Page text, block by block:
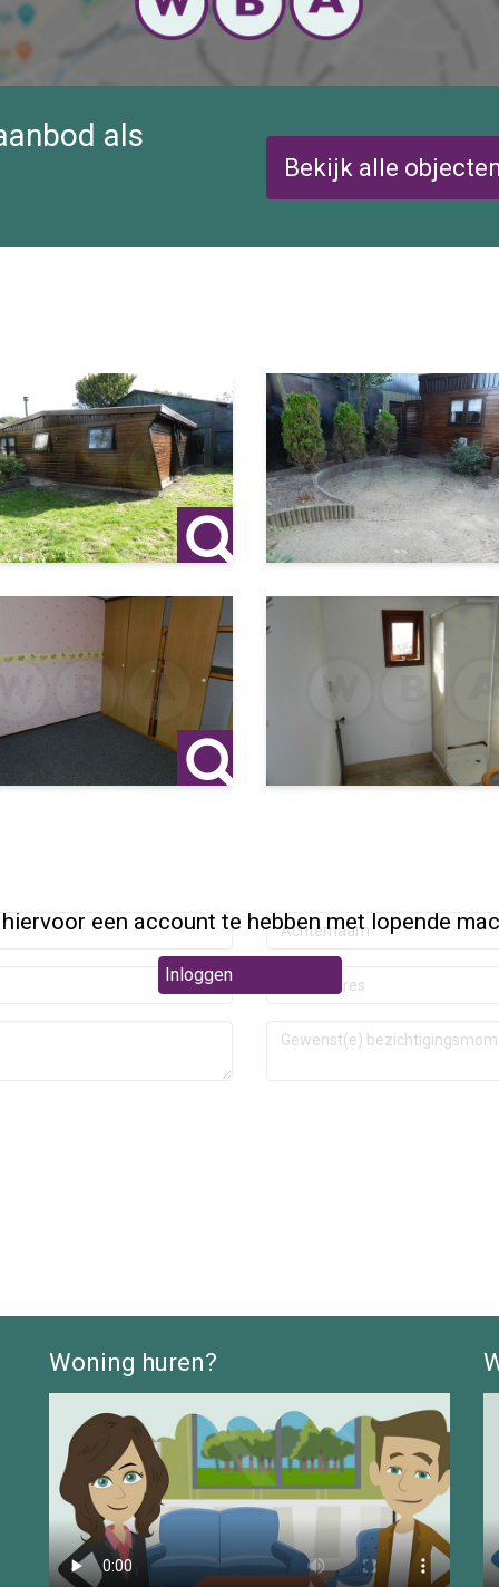
als
Bekijk alle
een account te hebben met lopende
Inloggen
Woning huren?